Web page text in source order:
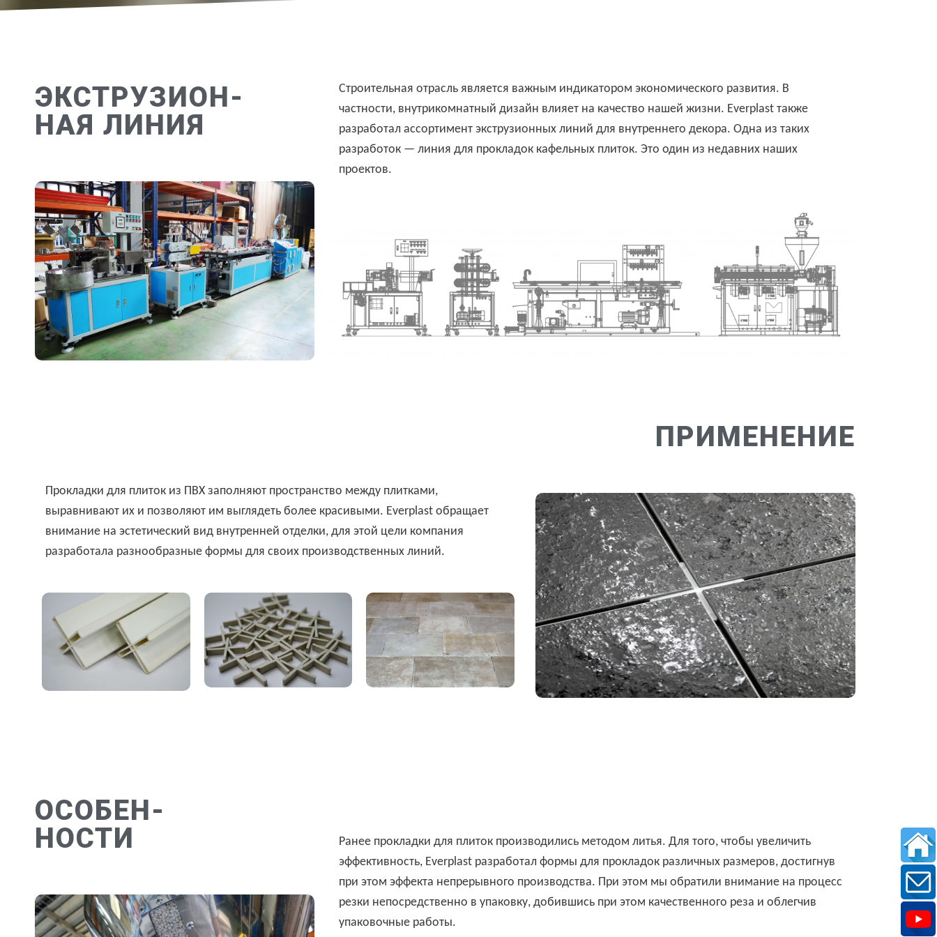
ЭКСТРУЗИОН-
НАЯ ЛИНИЯ
Строительная отрасль является важным индикатором экономического развития. В
частности, внутрикомнатный дизайн влияет на качество нашей жизни. Everplastтакже
разработал ассортимент экструзионных линий для внутреннего декора. Одна из таких
разработок — линия для прокладок кафельных плиток. Это один из недавних наших
проектов.
Прокладки для плиток из ПВХ заполняют пространство между плитками,
выравнивают их и позволяют им выглядеть более красивыми. Everplast обращает
внимание на эстетический вид внутренней отделки, для этой цели компания
разработала разнообразные формы для своих производственных линий.
ПРИМЕНЕНИЕ
ОСОБЕН-
НОСТИ
Ранее прокладки для плиток производились методом литья. Для того, чтобы увеличить
эффективность, Everplast разработал формы для прокладок различных размеров, достигнув
при этом эффекта непрерывного производства. При этом мы обратили внимание на процесс
резки непосредственно в упаковку, добившись при этом качественного реза и облегчив
упаковочные работы.